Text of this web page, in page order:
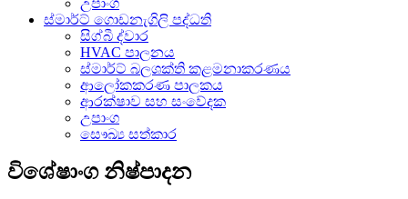
ස්මාර්ට් ගොඩනැගිලි පද්ධති
සිග්බී ද්වාර
HVAC පාලනය
ස්මාර්ට් බලශක්ති කළමනාකරණය
ආලෝකකරණ පාලකය
ආරක්ෂාව සහ සංවේදක
උපාංග
සෞඛ්‍ය සත්කාර
විශේෂාංග නිෂ්පාදන